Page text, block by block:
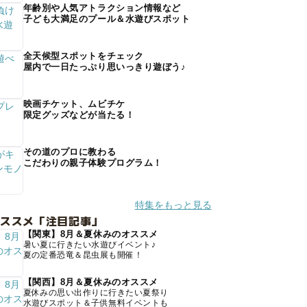
年齢別や人気アトラクション情報など
子ども大満足のプール＆水遊びスポット
全天候型スポットをチェック
屋内で一日たっぷり思いっきり遊ぼう♪
映画チケット、ムビチケ
限定グッズなどが当たる！
その道のプロに教わる
こだわりの親子体験プログラム！
特集をもっと見る
スメ「注目記事」
【関東】8月＆夏休みのオススメ
暑い夏に行きたい水遊びイベント♪
夏の定番恐竜＆昆虫展も開催！
【関西】8月＆夏休みのオススメ
夏休みの思い出作りに行きたい夏祭り
水遊びスポット＆子供無料イベントも